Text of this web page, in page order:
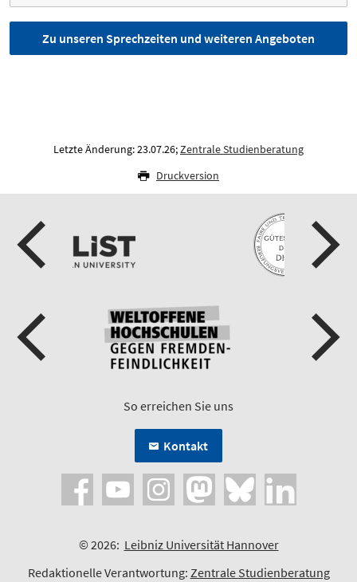
Zu unseren Sprechzeiten und weiteren Angeboten
Letzte Änderung: 23.07.26;Zentrale Studienberatung
Druckversion
So erreichen Sie uns
Kontakt
© 2026: Leibniz Universität Hannover
Redaktionelle Verantwortung: Zentrale Studienberatung